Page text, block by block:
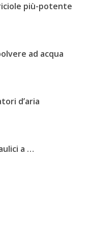
più-potente
ad acqua
d’aria
a …